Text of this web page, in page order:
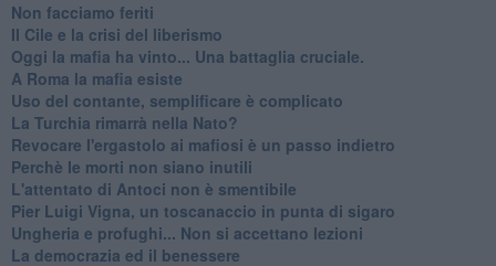
Non facciamo feriti
Il Cile e la crisi del liberismo
Oggi la mafia ha vinto... Una battaglia cruciale.
A Roma la mafia esiste
Uso del contante, semplificare è complicato
La Turchia rimarrà nella Nato?
Revocare l'ergastolo ai mafiosi è un passo indietro
Perchè le morti non siano inutili
L'attentato di Antoci non è smentibile
Pier Luigi Vigna, un toscanaccio in punta di sigaro
Ungheria e profughi... Non si accettano lezioni
La democrazia ed il benessere